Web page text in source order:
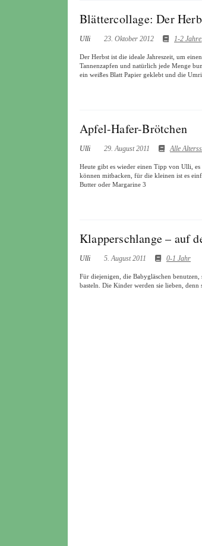
Blättercollage: Der
Ulli 23. Oktober 2012 1-2 Jahre,
Der Herbst ist die ideale Jahreszeit, um
Tannenzapfen und natürlich jede Menge
ein weißes Blatt Papier geklebt und die
Apfel-Hafer-Brötchen
Ulli 29. August 2011 Alle
Heute gibt es wieder einen Tipp von Ulli,
können mitbacken, für die kleinen ist es
Butter oder Margarine 3
Klapperschlange – auf
Ulli 5. August 2011 0-1 Jahr
Für diejenigen, die Babygläschen
basteln. Die Kinder werden sie lieben,